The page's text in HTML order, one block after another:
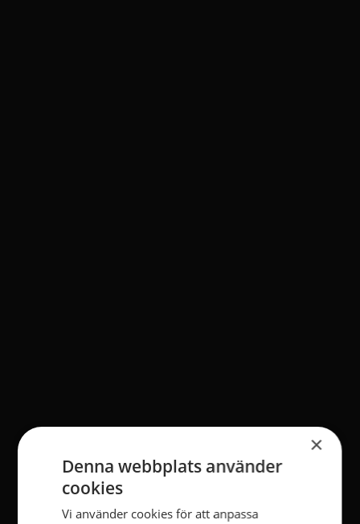
×
Denna webbplats använder
cookies
Vi använder cookies för att anpassa